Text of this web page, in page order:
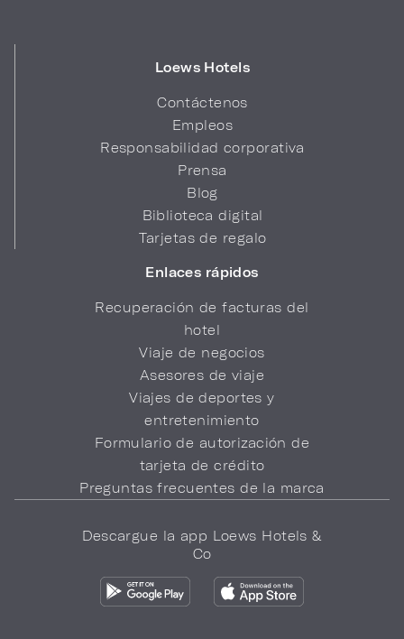
Loews Hotels
Contáctenos
Empleos
Responsabilidad corporativa
Prensa
Blog
Biblioteca digital
Tarjetas de regalo
Enlaces rápidos
Recuperación de facturas del
hotel
Viaje de negocios
Asesores de viaje
Viajes de deportes y
entretenimiento
Formulario de autorización de
tarjeta de crédito
Preguntas frecuentes de la marca
Descargue la app Loews Hotels &
Co